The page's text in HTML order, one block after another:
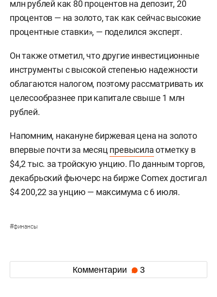
млн рублей как 80 процентов на депозит, 20
процентов — на золото, так как сейчас высокие
процентные ставки», — поделился эксперт.
Он также отметил, что другие инвестиционные
инструменты с высокой степенью надежности
облагаются налогом, поэтому рассматривать их
целесообразнее при капитале свыше 1 млн
рублей.
Напомним, накануне биржевая цена на золото
впервые почти за месяцпревысилаотметку в
$4,2 тыс. за тройскую унцию. По данным торгов,
декабрьский фьючерс на бирже Comex достигал
$4 200,22 за унцию — максимума с 6 июля.
#финансы
Комментарии 3